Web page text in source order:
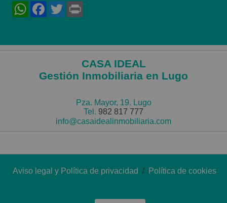
WhatsAppFacebook
Twitter
CASA IDEAL
Gestión Inmobiliaria en Lugo
Pza. Mayor, 19. Lugo
Tel. 982 817 777
info@casaidealinmobiliaria.com
Aviso legal y Política de privacidad / Política de cookies